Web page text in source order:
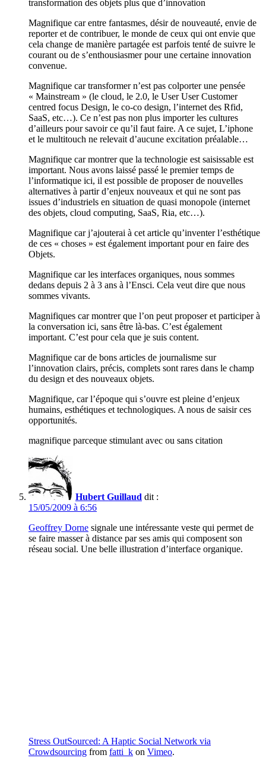
transformation des objets plus que d’innovation
Magnifique car entre fantasmes, désir de nouveauté, envie de
reporter et de contribuer, le monde de ceux qui ont envie que
cela change de manière partagée est parfois tenté de suivre le
courant ou de s’enthousiasmer pour une certaine innovation
convenue.
Magnifique car transformer n’est pas colporter une pensée
« Mainstream » (le cloud, le 2.0, le User User Customer
centred focus Design, le co-co design, l’internet des Rfid,
SaaS, etc…). Ce n’est pas non plus importer les cultures
d’ailleurs pour savoir ce qu’il faut faire. A ce sujet, L’iphone
et le multitouch ne relevait d’aucune excitation préalable…
Magnifique car montrer que la technologie est saisissable est
important. Nous avons laissé passé le premier temps de
l’informatique ici, il est possible de proposer de nouvelles
alternatives à partir d’enjeux nouveaux et qui ne sont pas
issues d’industriels en situation de quasi monopole (internet
des objets, cloud computing, SaaS, Ria, etc…).
Magnifique car j’ajouterai à cet article qu’inventer l’esthétique
de ces « choses » est également important pour en faire des
Objets.
Magnifique car les interfaces organiques, nous sommes
dedans depuis 2 à 3 ans à l’Ensci. Cela veut dire que nous
sommes vivants.
Magnifiques car montrer que l’on peut proposer et participer à
la conversation ici, sans être là-bas. C’est également
important. C’est pour cela que je suis content.
Magnifique car de bons articles de journalisme sur
l’innovation clairs, précis, complets sont rares dans le champ
du design et des nouveaux objets.
Magnifique, car l’époque qui s’ouvre est pleine d’enjeux
humains, esthétiques et technologiques. A nous de saisir ces
opportunités.
magnifique parceque stimulant avec ou sans citation
Hubert Guillaud dit :
15/05/2009 à 6:56
Geoffrey Dorne signale une intéressante veste qui permet de
se faire masser à distance par ses amis qui composent son
réseau social. Une belle illustration d’interface organique.
Stress OutSourced: A Haptic Social Network via
Crowdsourcing from fatti_k on Vimeo.